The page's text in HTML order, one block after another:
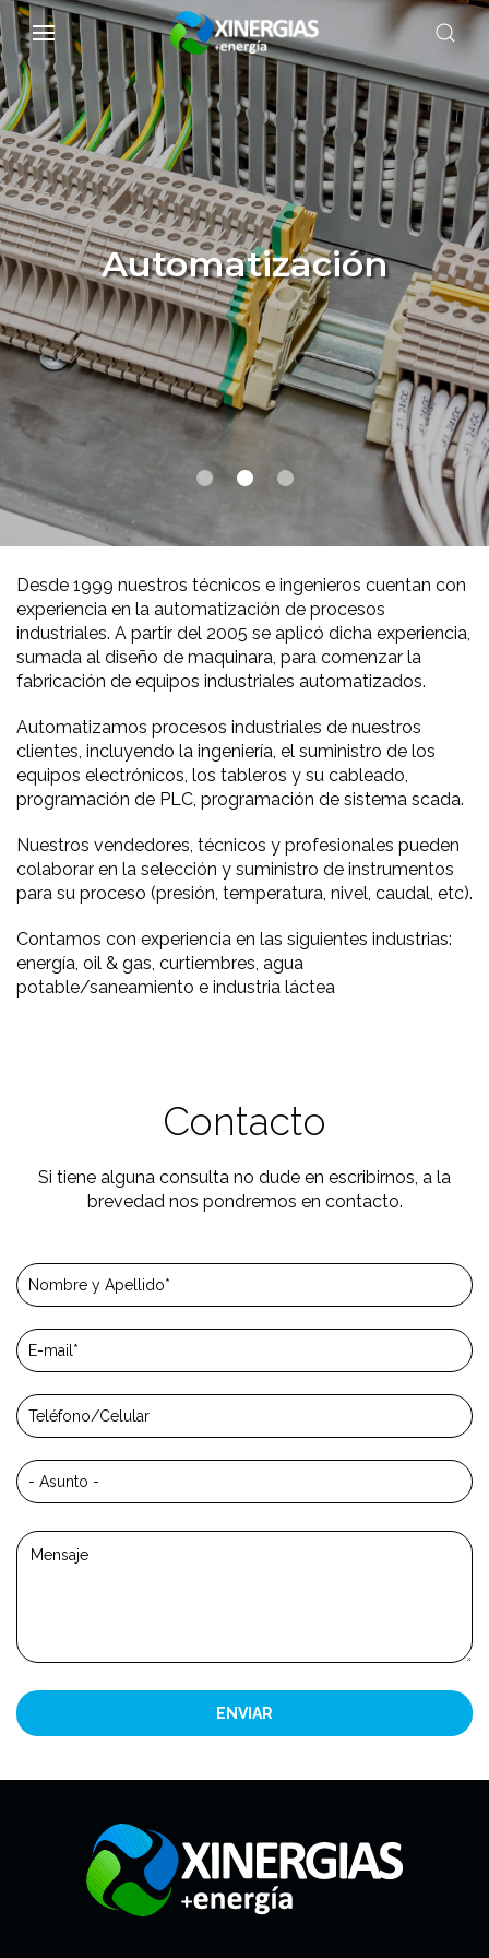
Automatización
Desde 1999 nuestros técnicos e ingenieros cuentan con
experiencia en la automatización de procesos
industriales. A partir del 2005 se aplicó dicha experiencia,
sumada al diseño de maquinara, para comenzar la
fabricación de equipos industriales automatizados.
Automatizamos procesos industriales de nuestros
clientes, incluyendo la ingeniería, el suministro de los
equipos electrónicos, los tableros y su cableado,
programación de PLC, programación de sistema scada.
Nuestros vendedores, técnicos y profesionales pueden
colaborar en la selección y suministro de instrumentos
para su proceso (presión, temperatura, nivel, caudal, etc).
Contamos con experiencia en las siguientes industrias:
energía, oil & gas, curtiembres, agua
potable/saneamiento e industria láctea
Contacto
Si tiene alguna consulta no dude en escribirnos, a la
brevedad nos pondremos en contacto.
ENVIAR